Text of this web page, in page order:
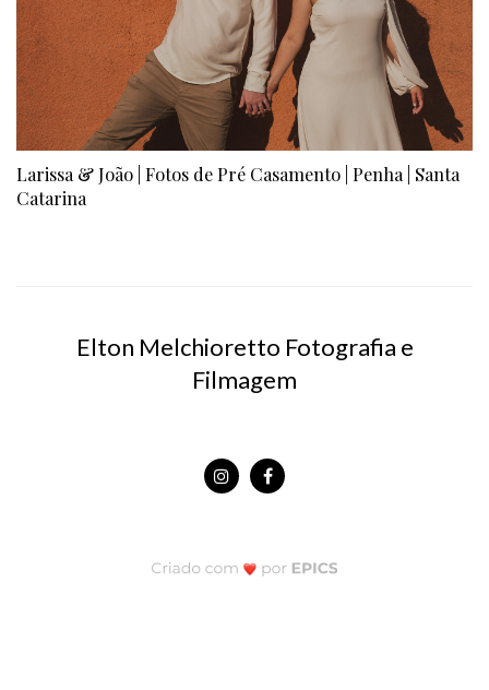
Larissa & João | Fotos de Pré Casamento | Penha | Santa
Catarina
Elton Melchioretto Fotografia e
Filmagem